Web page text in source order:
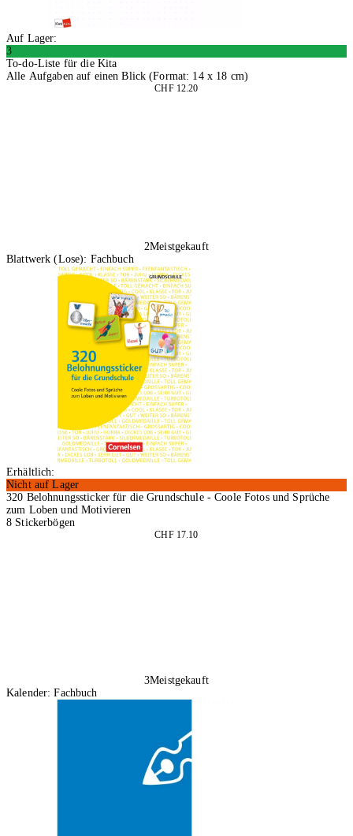
Auf Lager:
3
To-do-Liste für die Kita
Alle Aufgaben auf einen Blick (Format: 14 x 18 cm)
CHF 12.20
2Meistgekauft
Blattwerk (Lose): Fachbuch
Erhältlich:
Nicht auf Lager
320 Belohnungssticker für die Grundschule - Coole Fotos und Sprüche
zum Loben und Motivieren
8 Stickerbögen
CHF 17.10
3Meistgekauft
Kalender: Fachbuch